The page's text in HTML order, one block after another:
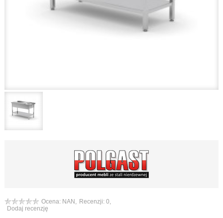
Ocena: NAN, Recenzji: 0,
Dodaj recenzję